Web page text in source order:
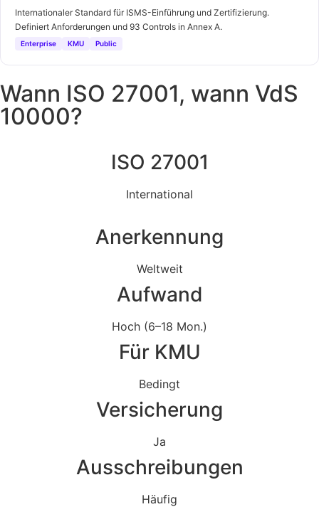
Internationaler Standard für ISMS-Einführung und Zertifizierung.
Definiert Anforderungen und 93 Controls in Annex A.
Enterprise KMU Public
Wann ISO 27001, wann VdS
10000?
ISO 27001
International
Anerkennung
Weltweit
Aufwand
Hoch (6–18 Mon.)
Für KMU
Bedingt
Versicherung
Ja
Ausschreibungen
Häufig